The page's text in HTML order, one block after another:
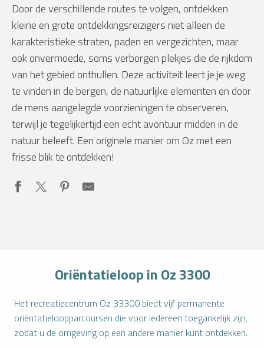
Door de verschillende routes te volgen, ontdekken
kleine en grote ontdekkingsreizigers niet alleen de
karakteristieke straten, paden en vergezichten, maar
ook onvermoede, soms verborgen plekjes die de rijkdom
van het gebied onthullen. Deze activiteit leert je je weg
te vinden in de bergen, de natuurlijke elementen en door
de mens aangelegde voorzieningen te observeren,
terwijl je tegelijkertijd een echt avontuur midden in de
natuur beleeft. Een originele manier om Oz met een
frisse blik te ontdekken!
Oriëntatieloop in Oz 3300
Het recreatiecentrum Oz 33300 biedt vijf permanente
oriëntatieloopparcoursen die voor iedereen toegankelijk zijn,
zodat u de omgeving op een andere manier kunt ontdekken.